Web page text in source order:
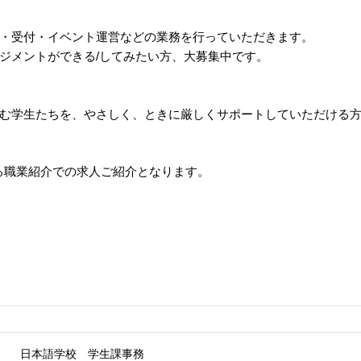
付・イベント運営などの業務を行っていただきます。
ントができる/してみたい方、大募集中です。
生たちを、やさしく、ときに厳しくサポートしていただける方
業紹介での求人ご紹介となります。
日本語学校 学生課事務